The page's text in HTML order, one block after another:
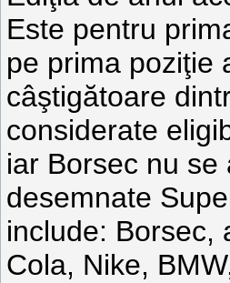
Este pentru
pe prima poziţie
câştigătoare
considerate
iar Borsec nu
desemnate
include: Borsec,
Cola, Nike,